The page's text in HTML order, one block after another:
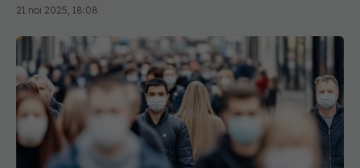
21 noi 2025, 18:08